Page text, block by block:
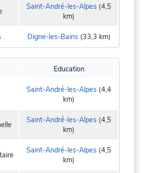
Saint-André-les-Alpes (4,5
km)
Digne-les-Bains(33,3 km)
Education
Saint-André-les-Alpes (4,4
km)
Saint-André-les-Alpes (4,5
km)
Saint-André-les-Alpes (4,5
km)